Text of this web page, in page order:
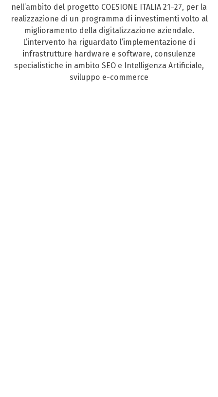
nell’ambito del progetto COESIONE ITALIA 21–27, per la
realizzazione di un programma di investimenti volto al
miglioramento della digitalizzazione aziendale.
L’intervento ha riguardato l’implementazione di
infrastrutture hardware e software, consulenze
specialistiche in ambito SEO e Intelligenza Artificiale,
sviluppo e-commerce